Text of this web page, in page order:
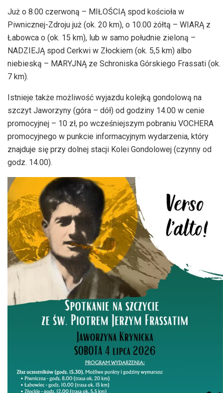
Już o 8.00 czerwoną – MIŁOŚCIĄ spod kościoła w
Piwnicznej-Zdroju już (ok. 20 km), o 10.00 żółtą – WIARĄ z
Łabowca o (ok. 15 km), lub w samo południe zieloną –
NADZIEJĄ spod Cerkwi w Złockiem (ok. 5,5 km) albo
niebieską – MARYJNĄ ze Schroniska Górskiego Frassati (ok.
7 km).
Istnieje także możliwość wyjazdu kolejką gondolową na
szczyt Jaworzyny (góra – dół) od godziny 14.00 w cenie
promocyjnej – 10 zł, po wcześniejszym pobraniu VOCHERA
promocyjnego w punkcie informacyjnym wydarzenia, który
znajduje się przy dolnej stacji Kolei Gondolowej (czynny od
godz. 14.00).